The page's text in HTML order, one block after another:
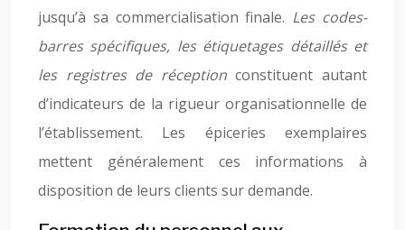
jusqu’à sa commercialisation finale. Les codes-
barres spécifiques, les étiquetages détaillés et
les registres de réceptionconstituent autant
d’indicateurs de la rigueur organisationnelle de
l’établissement. Les épiceries exemplaires
mettent généralement ces informations à
disposition de leurs clients sur demande.